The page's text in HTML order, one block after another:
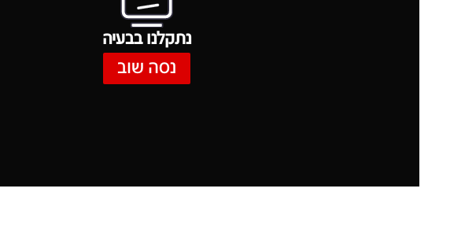
נתקלנו בבעיה
נסה שוב